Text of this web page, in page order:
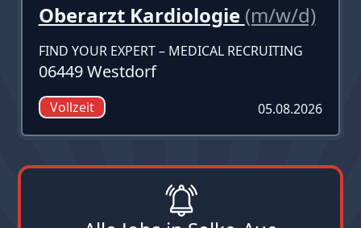
Oberarzt Kardiologie (m/w/d)
FIND YOUR EXPERT – MEDICAL RECRUITING
06449 Westdorf
Vollzeit 05.08.2026